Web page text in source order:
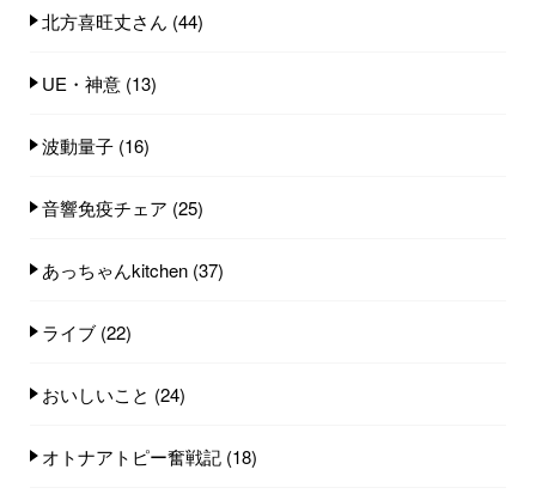
北方喜旺丈さん (44)
UE・神意 (13)
波動量子 (16)
音響免疫チェア (25)
あっちゃんkitchen (37)
ライブ (22)
おいしいこと (24)
オトナアトピー奮戦記 (18)